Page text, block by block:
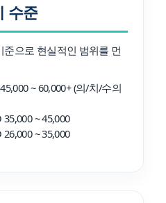
수준
준으로 현실적인 범위를 먼
~ 60,000+ (의/치/수의
35,000 ~ 45,000
26,000 ~ 35,000